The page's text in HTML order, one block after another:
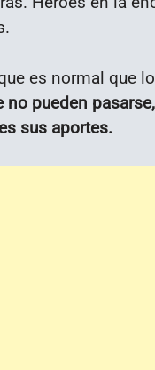
es normal que
no pueden
sus aportes.